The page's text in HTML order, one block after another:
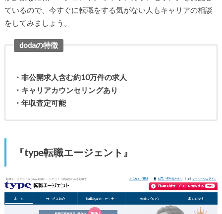
ているので、今すぐに転職をする気がない人もキャリアの相談
をしてみましょう。
dodaの特徴
・非公開求人含む約10万件の求人
・キャリアカウンセリングあり
・年収査定可能
『type転職エージェント』